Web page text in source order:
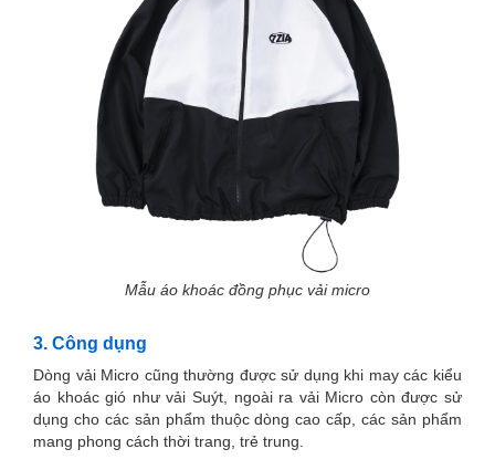
Mẫu áo khoác đồng phục vải micro
3. Công dụng
Dòng vải Micro cũng thường được sử dụng khi may các kiểu
áo khoác gió như vải Suýt, ngoài ra vải Micro còn được sử
dụng cho các sản phẩm thuộc dòng cao cấp, các sản phẩm
mang phong cách thời trang, trẻ trung.